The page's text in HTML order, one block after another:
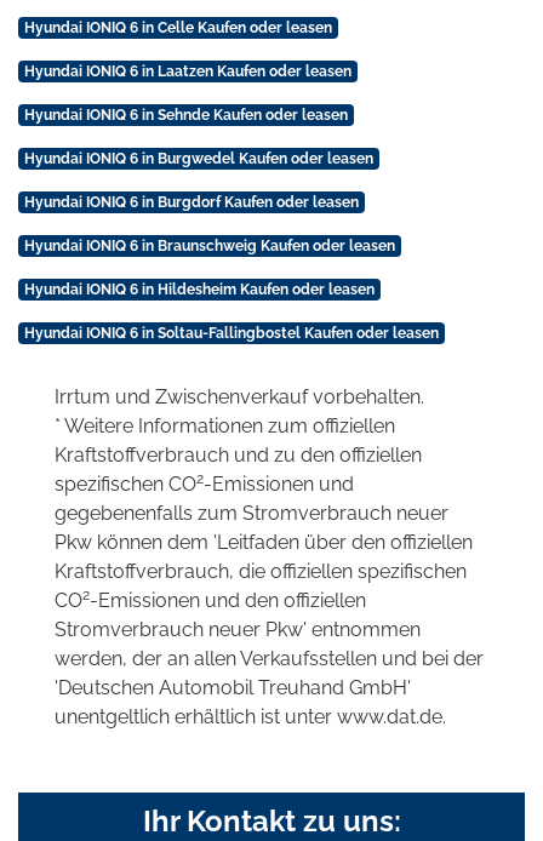
Hyundai IONIQ 6 in Celle Kaufen oder leasen
Hyundai IONIQ 6 in Laatzen Kaufen oder leasen
Hyundai IONIQ 6 in Sehnde Kaufen oder leasen
Hyundai IONIQ 6 in Burgwedel Kaufen oder leasen
Hyundai IONIQ 6 in Burgdorf Kaufen oder leasen
Hyundai IONIQ 6 in Braunschweig Kaufen oder leasen
Hyundai IONIQ 6 in Hildesheim Kaufen oder leasen
Hyundai IONIQ 6 in Soltau-Fallingbostel Kaufen oder leasen
Irrtum und Zwischenverkauf vorbehalten.
* Weitere Informationen zum offiziellen
Kraftstoffverbrauch und zu den offiziellen
spezifischen CO2-Emissionen und
gegebenenfalls zum Stromverbrauch neuer
Pkw können dem 'Leitfaden über den offiziellen
Kraftstoffverbrauch, die offiziellen spezifischen
CO2-Emissionen und den offiziellen
Stromverbrauch neuer Pkw' entnommen
werden, der an allen Verkaufsstellen und bei der
'Deutschen Automobil Treuhand GmbH'
unentgeltlich erhältlich ist unter www.dat.de.
Ihr Kontakt zu uns: